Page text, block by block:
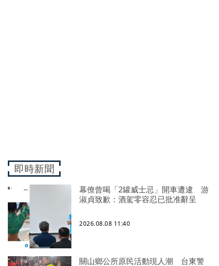
即時新聞
幕僚曾喝「2罐威士忌」開車遭逮 游
淑貞致歉：酒駕零容忍已批准辭呈
2026.08.08 11:40
關山鄉公所原民活動現人潮 台東警